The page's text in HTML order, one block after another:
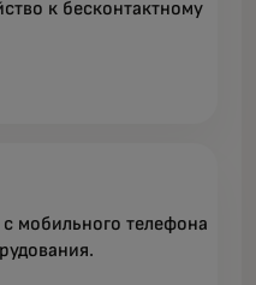
к бесконтактному
мобильного телефона